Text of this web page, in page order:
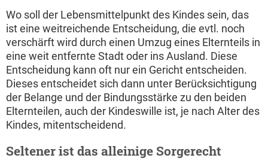
Wo soll der Lebensmittelpunkt des Kindes sein, das
ist eine weitreichende Entscheidung, die evtl. noch
verschärft wird durch einen Umzug eines Elternteils in
eine weit entfernte Stadt oder ins Ausland. Diese
Entscheidung kann oft nur ein Gericht entscheiden.
Dieses entscheidet sich dann unter Berücksichtigung
der Belange und der Bindungsstärke zu den beiden
Elternteilen, auch der Kindeswille ist, je nach Alter des
Kindes, mitentscheidend.
Seltener ist das alleinige Sorgerecht